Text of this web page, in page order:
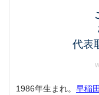
代表
1986年生まれ。 早稲